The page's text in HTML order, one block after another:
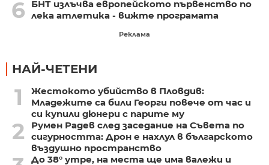
6
БНТ излъчва европейското първенство по
лека атлетика - вижте програмата
Реклама
НАЙ-ЧЕТЕНИ
1
Жестокото убийство в Пловдив:
Младежите са били Георги повече от час и
си купили дюнери с парите му
2
Румен Радев след заседание на Съвета по
сигурността: Дрон е нахлул в българското
въздушно пространство
До 38° утре, на места ще има валежи и